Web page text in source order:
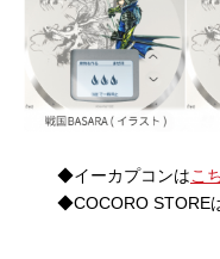
◆イーカプコンはこ
◆COCORO STORE